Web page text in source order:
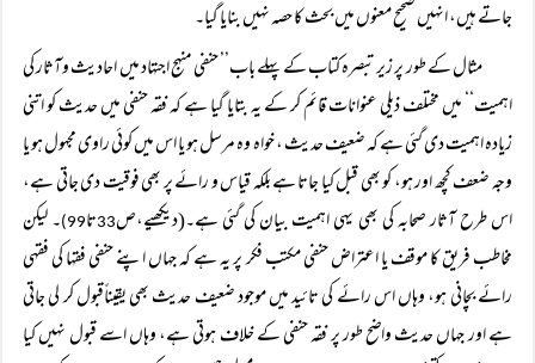
جاتے ہیں، انہیں صحیح معنوں میں بحث کا حصہ نہیں بنایا گیا۔
مثال کے طور پر زیر تبصرہ کتاب کے پہلے باب’’ حنفی منہج اجتہاد میں احادیث وآثار کی
اہمیت‘‘ میں مختلف ذیلی عنوانات قائم کر کے یہ بتایا گیا ہے کہ فقہ حنفی میں حدیث کو اتنی
زیادہ اہمیت دی گئی ہے کہ ضعیف حدیث ، خواہ وہ مرسل ہو یا اس میں کوئی راوی مجہول ہو یا
وجہ ضعف کچھ اور ہو، کو بھی قبل کیا جاتا ہے بلکہ قیاس و رائے پر بھی فوقیت دی جاتی ہے،
اس طرح آثار صحابہ کی بھی یہی اہمیت بیان کی گئی ہے۔(دیکھیے،ص33تا99) ۔ لیکن
مخاطب فریق کا موقف یا اعتراض حنفی مکتب فکر پر یہ ہے کہ جہاں اپنے حنفی فقہا کی فقہی
رائے بچانی ہو، وہاں اس رائے کی تائید میں موجود ضعیف حدیث بھی یقیناًقبول کر لی جاتی
ہے اور جہاں حدیث واضح طور پر فقہ حنفی کے خلاف ہوتی ہے، وہاں اسے قبول نہیں کیا